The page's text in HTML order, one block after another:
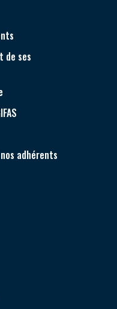
de ses
adhérents